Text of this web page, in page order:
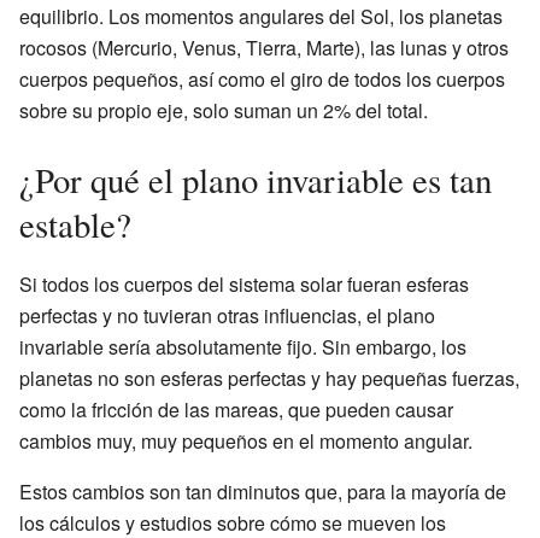
equilibrio. Los momentos angulares del Sol, los planetas
rocosos (Mercurio, Venus, Tierra, Marte), las lunas y otros
cuerpos pequeños, así como el giro de todos los cuerpos
sobre su propio eje, solo suman un 2% del total.
¿Por qué el plano invariable es tan
estable?
Si todos los cuerpos del sistema solar fueran esferas
perfectas y no tuvieran otras influencias, el plano
invariable sería absolutamente fijo. Sin embargo, los
planetas no son esferas perfectas y hay pequeñas fuerzas,
como la fricción de las mareas, que pueden causar
cambios muy, muy pequeños en el momento angular.
Estos cambios son tan diminutos que, para la mayoría de
los cálculos y estudios sobre cómo se mueven los